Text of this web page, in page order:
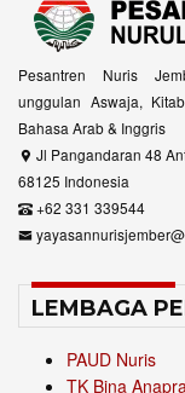
Pesantren Nuris
unggulan Aswaja,
Bahasa Arab & Inggris
Jl Pangandaran 48
68125 Indonesia
+62 331 339544
LEMBAGA
PAUD Nuris
TK Bina